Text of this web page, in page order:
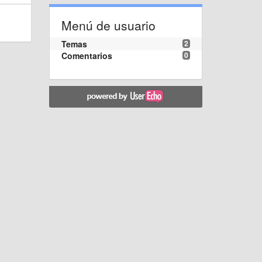
Menú de usuario
2
Temas
0
Comentarios